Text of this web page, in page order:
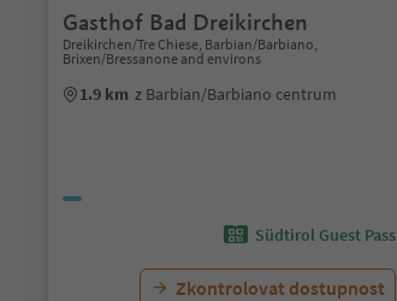
Gasthof Bad Dreikirchen
Dreikirchen/Tre Chiese, Barbian/Barbiano,
Brixen/Bressanone and environs
1.9 km z Barbian/Barbiano centrum
Südtirol Guest Pass
Zkontrolovat dostupnost